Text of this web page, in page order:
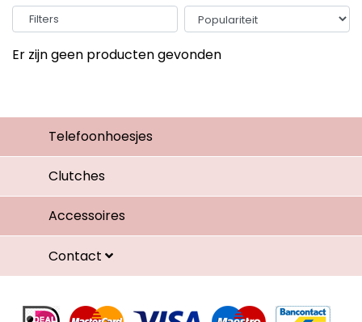
Filters
Er zijn geen producten gevonden
Telefoonhoesjes
Clutches
Accessoires
Contact